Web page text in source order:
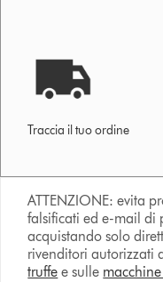
Traccia il tuo ordine
ATTENZIONE: evita
falsificati ed e-mail di
acquistando solo
rivenditori autorizzati
truffe e sulle